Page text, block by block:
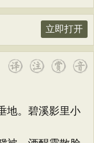
立即打开
地。碧溪影里小